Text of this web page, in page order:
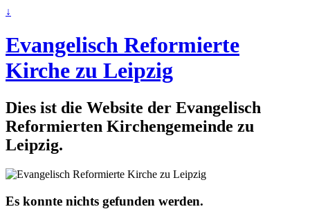
↓
Evangelisch Reformierte
Kirche zu Leipzig
Dies ist die Website der Evangelisch
Reformierten Kirchengemeinde zu
Leipzig.
Es konnte nichts gefunden werden.